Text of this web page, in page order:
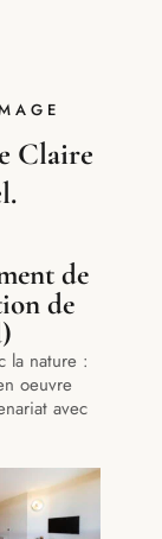
Claire
de
de
la nature :
oeuvre
avec